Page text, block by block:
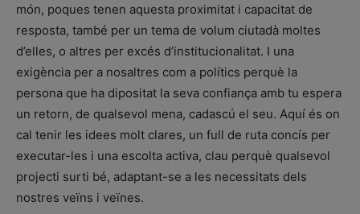
món, poques tenen aquesta proximitat i capacitat de
resposta, també per un tema de volum ciutadà moltes
d’elles, o altres per excés d’institucionalitat. I una
exigència per a nosaltres com a polítics perquè la
persona que ha dipositat la seva confiança amb tu espera
un retorn, de qualsevol mena, cadascú el seu. Aquí és on
cal tenir les idees molt clares, un full de ruta concís per
executar-les i una escolta activa, clau perquè qualsevol
projecti surti bé, adaptant-se a les necessitats dels
nostres veïns i veïnes.